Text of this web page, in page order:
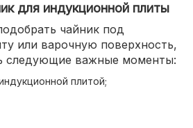
для индукционной плиты
чайник под
или варочную поверхность,
следующие важные моменты:
плитой;